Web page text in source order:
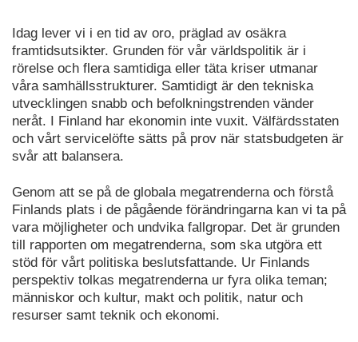
Idag lever vi i en tid av oro, präglad av osäkra
framtidsutsikter. Grunden för vår världspolitik är i
rörelse och flera samtidiga eller täta kriser utmanar
våra samhällsstrukturer. Samtidigt är den tekniska
utvecklingen snabb och befolkningstrenden vänder
neråt. I Finland har ekonomin inte vuxit. Välfärdsstaten
och vårt servicelöfte sätts på prov när statsbudgeten är
svår att balansera.
Genom att se på de globala megatrenderna och förstå
Finlands plats i de pågående förändringarna kan vi ta på
vara möjligheter och undvika fallgropar. Det är grunden
till rapporten om megatrenderna, som ska utgöra ett
stöd för vårt politiska beslutsfattande. Ur Finlands
perspektiv tolkas megatrenderna ur fyra olika teman;
människor och kultur, makt och politik, natur och
resurser samt teknik och ekonomi.